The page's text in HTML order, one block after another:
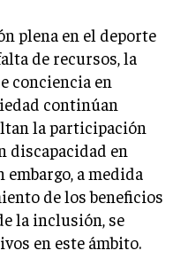
Y BUSINESS
Y SUCESIÓN
DE CONFLICTOS
Y REGULACIONES
plena en el deporte
de recursos, la
conciencia en
continúan
la participación
discapacidad en
a medida
de los beneficios
la inclusión, se
en este ámbito.